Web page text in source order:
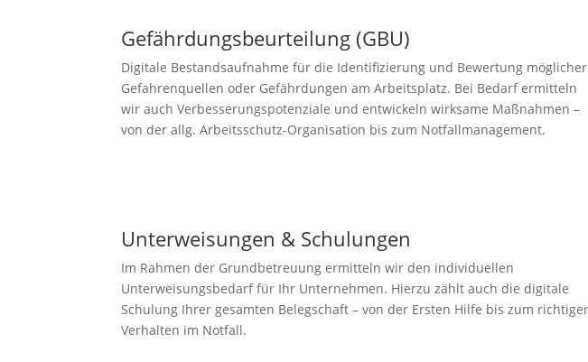
Gefährdungsbeurteilung (GBU)
Digitale Bestandsaufnahme für die Identifizierung und Bewertung möglicher
Gefahrenquellen oder Gefährdungen am Arbeitsplatz. Bei Bedarf ermitteln
wir auch Verbesserungspotenziale und entwickeln wirksame Maßnahmen –
von der allg. Arbeitsschutz-Organisation bis zum Notfallmanagement.
Unterweisungen & Schulungen
Im Rahmen der Grundbetreuung ermitteln wir den individuellen
Unterweisungsbedarf für Ihr Unternehmen. Hierzu zählt auch die digitale
Schulung Ihrer gesamten Belegschaft – von der Ersten Hilfe bis zum
Verhalten im Notfall.